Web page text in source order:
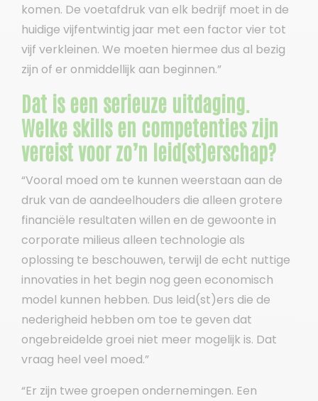
komen. De voetafdruk van elk bedrijf moet in de
huidige vijfentwintig jaar met een factor vier tot
vijf verkleinen. We moeten hiermee dus al bezig
zijn of er onmiddellijk aan beginnen.”
Dat is een serieuze uitdaging.
Welke skills en competenties zijn
vereist voor zo’n leid(st)erschap?
“Vooral moed om te kunnen weerstaan aan de
druk van de aandeelhouders die alleen grotere
financiële resultaten willen en de gewoonte in
corporate milieus alleen technologie als
oplossing te beschouwen, terwijl de echt nuttige
innovaties in het begin nog geen economisch
model kunnen hebben. Dus leid(st)ers die de
nederigheid hebben om toe te geven dat
ongebreidelde groei niet meer mogelijk is. Dat
vraag heel veel moed.”
“Er zijn twee groepen ondernemingen. Een